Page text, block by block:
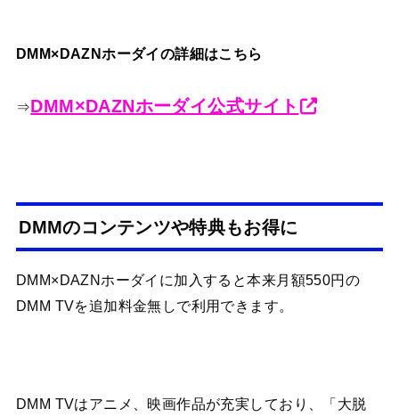
DMM×DAZNホーダイの詳細はこちら
⇒DMM×DAZNホーダイ公式サイト
DMMのコンテンツや特典もお得に
DMM×DAZNホーダイに加入すると本来月額550円の
DMM TVを追加料金無しで利用できます。
DMM TVはアニメ、映画作品が充実しており、「大脱